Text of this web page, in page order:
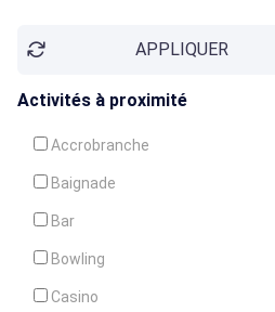
APPLIQUER
Activités à proximité
Accrobranche
Baignade
Bar
Bowling
Casino